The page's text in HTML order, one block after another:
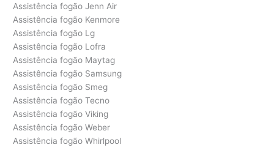
Assistência fogão Jenn Air
Assistência fogão Kenmore
Assistência fogão Lg
Assistência fogão Lofra
Assistência fogão Maytag
Assistência fogão Samsung
Assistência fogão Smeg
Assistência fogão Tecno
Assistência fogão Viking
Assistência fogão Weber
Assistência fogão Whirlpool